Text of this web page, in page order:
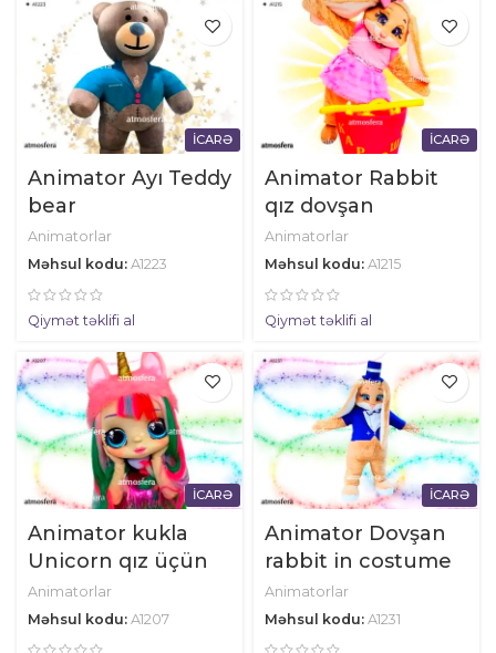
İCARƏ
Animator Ayı Teddy
bear
Animatorlar
Məhsul kodu: A1223
Qiymət təklifi al
İCARƏ
Animator Rabbit
qız dovşan
Animatorlar
Məhsul kodu: A1215
Qiymət təklifi al
İCARƏ
Animator kukla
Unicorn qız üçün
Animatorlar
Məhsul kodu: A1207
İCARƏ
Animator Dovşan
rabbit in costume
Animatorlar
Məhsul kodu: A1231